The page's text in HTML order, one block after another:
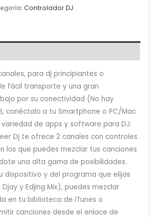
Controlador DJ
para dj principiantes o
fácil transporte y una gran
por su conectividad (No hay
conéctalo a tu Smartphone o PC/Mac
de apps y software para DJ.
Dj te ofrece 2 canales con controles
los que puedes mezclar tus canciones
una alta gama de posibilidades.
dispositivo y del programa que elijas
Djay y Edjing Mix), puedes mezclar
en tu biblioteca de iTunes o
canciones desde el enlace de